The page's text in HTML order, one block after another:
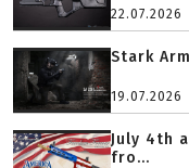
22.07.2026
Stark
19.07.2026
July 4th
fro...